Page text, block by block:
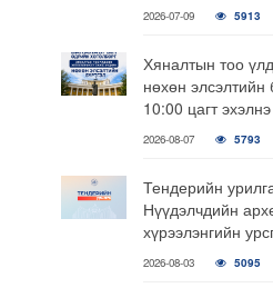
2026-07-09 5913
Хяналтын тоо
нөхөн
10:00 цагт эхэлнэ
2026-08-07 5793
Тендерийн
Нүүдэлчдийн
хүрээлэнгийн
2026-08-03 5095